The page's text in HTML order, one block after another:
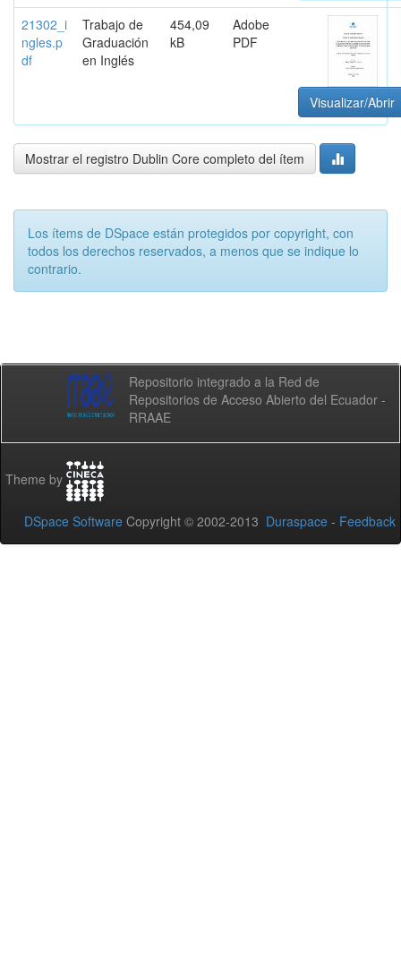
21302_i
ngles.p
df
Trabajo de
Graduación
en Inglés
454,09
kB
Adobe
PDF
Visualizar/Abrir
Mostrar el registro Dublin Core completo del ítem
Los ítems de DSpace están protegidos por copyright, con
todos los derechos reservados, a menos que se indique lo
contrario.
Repositorio integrado a la Red de
Repositorios de Acceso Abierto del Ecuador -
RRAAE
Theme by
DSpace Software Copyright © 2002-2013 Duraspace - Feedback